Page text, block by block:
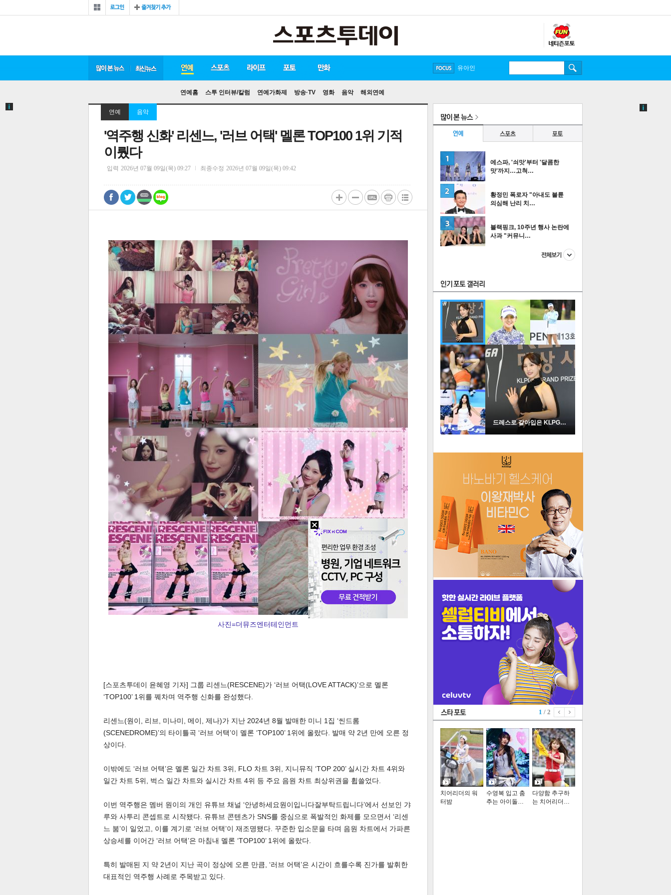
로그 즐겨찾기
많이 본 뉴스 최신 뉴스 연예
연예홈 스투 인터뷰/칼럼 연예가화제 방송·TV 영화 음악 해외연예
스포츠 라이프
만화
FOCUS
송중기
연예 음악
'역주행 신화' 리센느, '러브 어택' 멜론 TOP100 1위 기적
이뤘다
입력 2026년 07월 09일(목) 09:27 최종수정 2026년 07월 09일(목) 09:42
페이 트위 밴드 네이
댓글
0
텍스 url 복 인쇄 목록
사진=더뮤즈엔터테인먼트
[스포츠투데이 윤혜영 기자] 그룹 리센느(RESCENE)가 ‘러브 어택(LOVE ATTACK)’으로 멜론
‘TOP100’ 1위를 꿰차며 역주행 신화를 완성했다.
리센느(원이, 리브, 미나미, 메이, 제나)가 지난 2024년 8월 발매한 미니 1집 ‘씬드롬
(SCENEDROME)’의 타이틀곡 ‘러브 어택’이 멜론 ‘TOP100’ 1위에 올랐다. 발매 약 2년 만에 오른 정
상이다.
이밖에도 ‘러브 어택’은 멜론 일간 차트 3위, FLO 차트 3위, 지니뮤직 ‘TOP 200’ 실시간 차트 4위와
일간 차트 5위, 벅스 일간 차트와 실시간 차트 4위 등 주요 음원 차트 최상위권을 휩쓸었다.
이번 역주행은 멤버 원이의 개인 유튜브 채널 ‘안녕하세요원이입니다잘부탁드립니다’에서 선보인 갸
루와 사투리 콘셉트로 시작됐다. 유튜브 콘텐츠가 SNS를 중심으로 폭발적인 화제를 모으면서 ‘리센
느 붐’이 일었고, 이를 계기로 ‘러브 어택’이 재조명됐다. 꾸준한 입소문을 타며 음원 차트에서 가파른
상승세를 이어간 ‘러브 어택’은 마침내 멜론 ‘TOP100’ 1위에 올랐다.
특히 발매된 지 약 2년이 지난 곡이 정상에 오른 만큼, ‘러브 어택’은 시간이 흐를수록 진가를 발휘한
대표적인 역주행 사례로 주목받고 있다.
많이 본 뉴스
연예
스포츠 포토
에스파, '쇠맛'부터 '달콤한
맛'까지…고척…
2
황정민 폭로자 "아내도 불륜
의심해 난리 치…
블랙핑크, 10주년 행사 논란에
사과 "커뮤니…
더보기
인기포토
드레스로 갈아입은 KLPGA …
1 / 2
치어리더의 워
터밤
수영복 입고 춤
추는 아이돌…
다양함 추구하
는 치어리더…